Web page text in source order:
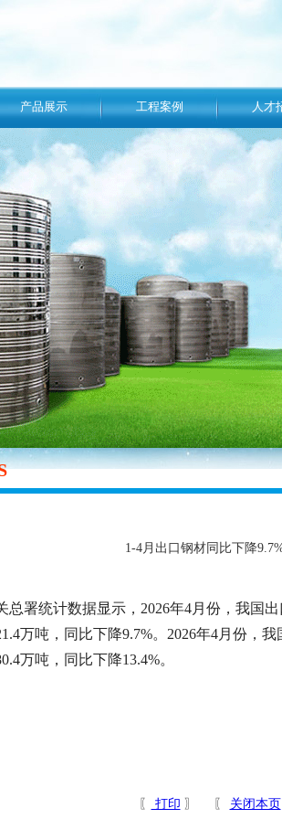
产品展示 工程案例 人才
1-4月出口钢材同比下降
总署统计数据显示，2026年4月份，我国
万吨，同比下降9.7%。2026年4月份，
万吨，同比下降13.4%。
〖 打印 〗 〖 关闭本页